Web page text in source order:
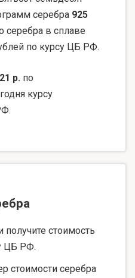
серебра 925
серебра в сплаве
по курсу ЦБ РФ.
р. по
курсу
получите стоимость
ЦБ РФ.
стоимости серебра